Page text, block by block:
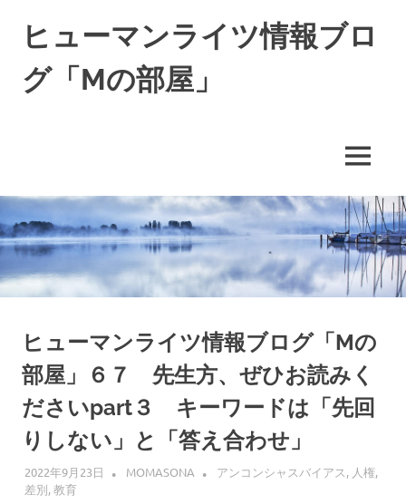
プ
ヒューマンライツ情報ブロ
グ「Mの部屋」
の
「わ
た
し」
が
尊
さ
れ
る
界
へ
MENU
ヒューマンライツ情報ブログ「Mの
部屋」６７ 先生方、ぜひお読みく
ださいpart３ キーワードは「先回
りしない」と「答え合わせ」
2022年9月23日 MOMASONA アンコンシャスバイアス, 人権,
差別,教育